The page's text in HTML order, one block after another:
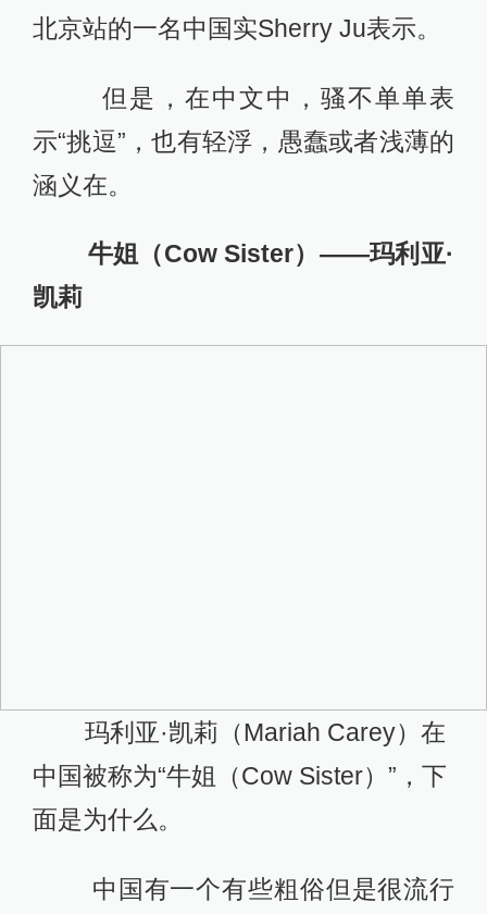
北京站的一名中国实Sherry Ju表示。
但是，在中文中，骚不单单表
示“挑逗”，也有轻浮，愚蠢或者浅薄的
涵义在。
牛姐（Cow Sister）——玛利亚·
凯莉
玛利亚·凯莉（Mariah Carey）在
中国被称为“牛姐（Cow Sister）”，下
面是为什么。
中国有一个有些粗俗但是很流行